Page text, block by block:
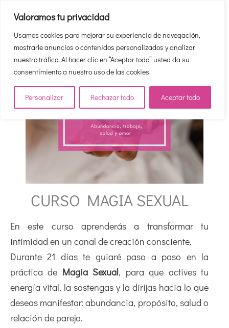
Valoramos tu privacidad
Usamos cookies para mejorar su experiencia de navegación,
mostrarle anuncios o contenidos personalizados y analizar
nuestro tráfico. Al hacer clic en “Aceptar todo” usted da su
consentimiento a nuestro uso de las cookies.
Personalizar Rechazar todo Aceptar todo
CURSO MAGIA SEXUAL
En este curso aprenderás a transformar tu
intimidad en un canal de creación consciente.
Durante 21 días te guiaré paso a paso en la
práctica de Magia Sexual, para que actives tu
energía vital, la sostengas y la dirijas hacia lo que
deseas manifestar: abundancia, propósito, salud o
relación de pareja.